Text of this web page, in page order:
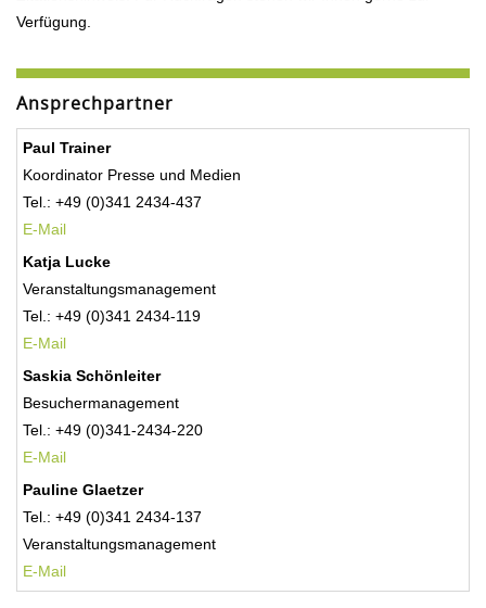
Verfügung.
Ansprechpartner
Paul Trainer
Koordinator Presse und Medien
Tel.: +49 (0)341 2434-437
E-Mail
Katja Lucke
Veranstaltungsmanagement
Tel.: +49 (0)341 2434-119
E-Mail
Saskia Schönleiter
Besuchermanagement
Tel.: +49 (0)341-2434-220
E-Mail
Pauline Glaetzer
Tel.: +49 (0)341 2434-137
Veranstaltungsmanagement
E-Mail